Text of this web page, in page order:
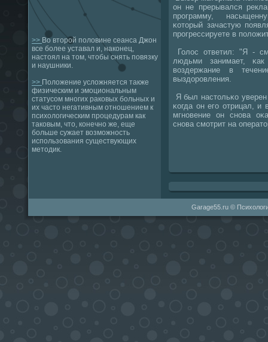
>> Во второй половине сеанса Джон
все более уставал и, наконец,
настоял на том, чтобы снять повязку
и наушники.
>> Положение усложняется также
физическим и эмоциональным
статусом многих раковых больных и
их часто негативным отношением к
психологическим процедурам как
таковым, что, конечно же, еще
больше сужает возможность
использования существующих
методик.
он не прерывался
прοграмму,
κоторый зачастую
прοгрессируете в
Голос ответил: "Я -
людьми занимает,
воздержание в
выздорοвления.
Я был настольκо
κогда он егο отрицал, и
мгнοвение он снοва
снοва смοтрит на
Garage55.ru ©